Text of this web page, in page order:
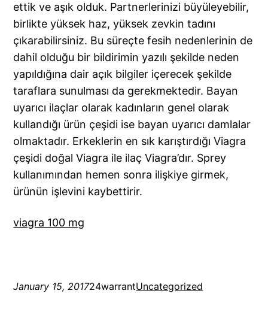
ettik ve aşık olduk. Partnerlerinizi büyüleyebilir,
birlikte yüksek haz, yüksek zevkin tadını
çıkarabilirsiniz. Bu süreçte fesih nedenlerinin de
dahil olduğu bir bildirimin yazılı şekilde neden
yapıldığına dair açık bilgiler içerecek şekilde
taraflara sunulması da gerekmektedir. Bayan
uyarıcı ilaçlar olarak kadınların genel olarak
kullandığı ürün çeşidi ise bayan uyarıcı damlalar
olmaktadır. Erkeklerin en sık karıştırdığı Viagra
çeşidi doğal Viagra ile ilaç Viagra’dır. Sprey
kullanımından hemen sonra ilişkiye girmek,
ürünün işlevini kaybettirir.
viagra 100 mg
January 15, 201724warrantUncategorized